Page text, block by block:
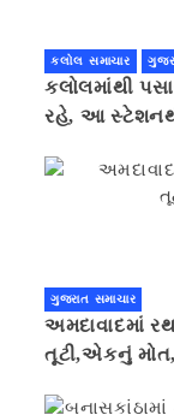
કલોલ સમાચાર
કલોલમાંથી
રહે, આ
ગુજરાત સમાચાર
અમદાવાદમાં
તૂટી,એકનું